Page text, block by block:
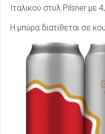
Ιταλικού στυλ Pilsner με
Η μπύρα διατίθεται σε